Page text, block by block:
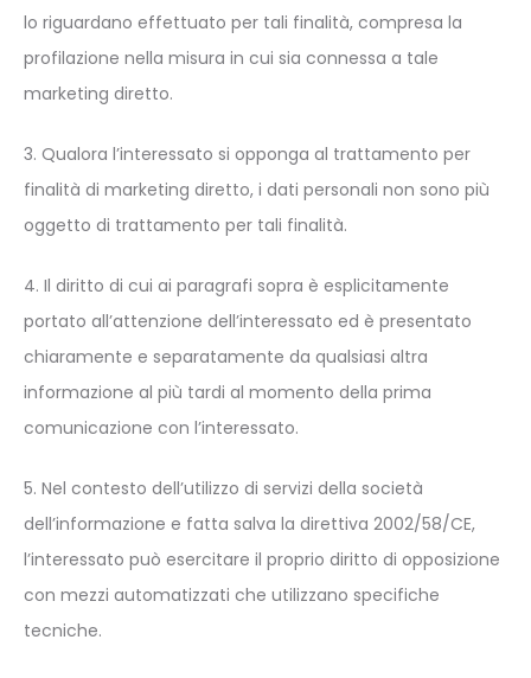
lo riguardano effettuato per tali finalità, compresa la
profilazione nella misura in cui sia connessa a tale
marketing diretto.
3. Qualora l’interessato si opponga al trattamento per
finalità di marketing diretto, i dati personali non sono più
oggetto di trattamento per tali finalità.
4. Il diritto di cui ai paragrafi sopra è esplicitamente
portato all’attenzione dell’interessato ed è presentato
chiaramente e separatamente da qualsiasi altra
informazione al più tardi al momento della prima
comunicazione con l’interessato.
5. Nel contesto dell’utilizzo di servizi della società
dell’informazione e fatta salva la direttiva 2002/58/CE,
l’interessato può esercitare il proprio diritto di opposizione
con mezzi automatizzati che utilizzano specifiche
tecniche.